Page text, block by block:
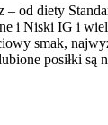
– od diety
i Niski IG i
smak,
posiłki są